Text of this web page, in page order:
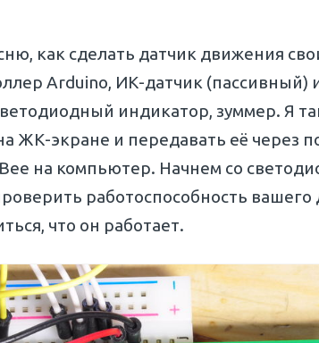
как сделать датчик движения
Arduino, ИК-датчик (пассивный)
индикатор, зуммер. Я
ЖК-экране и передавать её через
на компьютер. Начнем со
работоспособность вашего
что он работает.